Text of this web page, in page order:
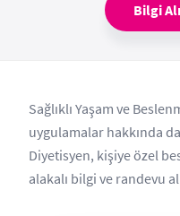
Bilgi
Sağlıklı Yaşam ve
uygulamalar hakkında
Diyetisyen, kişiye özel
alakalı bilgi ve randevu